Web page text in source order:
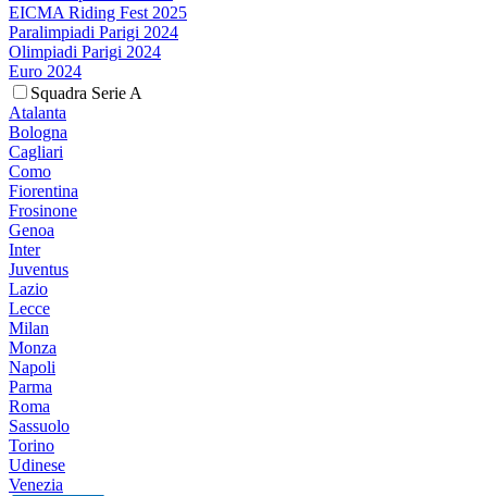
EICMA Riding Fest 2025
Paralimpiadi Parigi 2024
Olimpiadi Parigi 2024
Euro 2024
Squadra Serie A
Atalanta
Bologna
Cagliari
Como
Fiorentina
Frosinone
Genoa
Inter
Juventus
Lazio
Lecce
Milan
Monza
Napoli
Parma
Roma
Sassuolo
Torino
Udinese
Venezia